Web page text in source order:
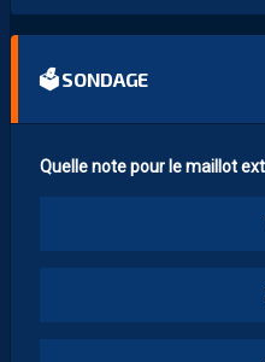
🗳 SONDAGE
Quelle note pour le maillot